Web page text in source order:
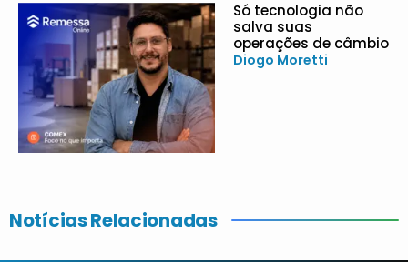
Só tecnologia não
salva suas
operações de câmbio
Diogo Moretti
Notícias Relacionadas